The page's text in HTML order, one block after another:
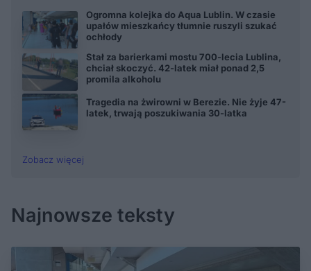
Ogromna kolejka do Aqua Lublin. W czasie
upałów mieszkańcy tłumnie ruszyli szukać
ochłody
Stał za barierkami mostu 700-lecia Lublina,
chciał skoczyć. 42-latek miał ponad 2,5
promila alkoholu
Tragedia na żwirowni w Berezie. Nie żyje 47-
latek, trwają poszukiwania 30-latka
Zobacz więcej
Najnowsze teksty